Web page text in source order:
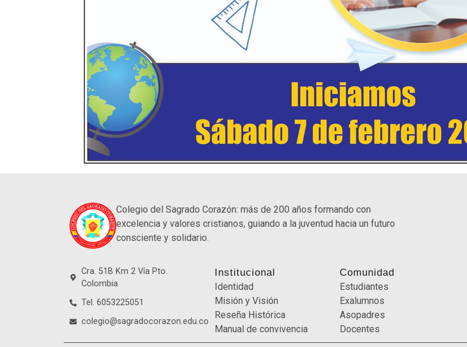
Colegio del Sagrado Corazón: más de 200 años formando con
excelencia y valores cristianos, guiando a la juventud hacia un futuro
consciente y solidario.
Cra. 51B Km 2 Vía Pto.
Colombia
Tel. 6053225051
colegio@sagradocorazon.edu.co
Institucional
Identidad
Misión y Visión
Reseña Histórica
Manual de convivencia
Comunidad
Estudiantes
Exalumnos
Asopadres
Docentes